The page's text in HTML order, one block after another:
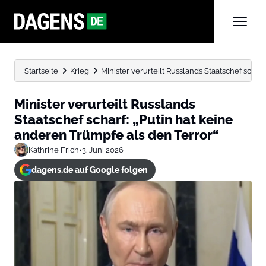
Startseite Krieg Minister verurteilt Russlands Staatschef
Minister verurteilt Russlands
Staatschef scharf: „Putin hat keine
anderen Trümpfe als den Terror“
Kathrine Frich•3. Juni 2026
dagens.de auf Google folgen